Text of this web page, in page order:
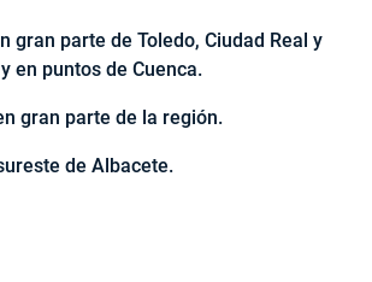
gran parte de Toledo, Ciudad Real y
en puntos de Cuenca.
gran parte de la región.
de Albacete.